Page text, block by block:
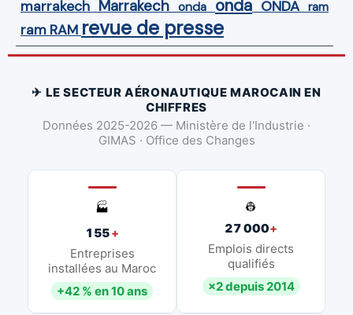
marrakech Marrakech onda onda ONDA ram
ram RAM revue de presse
✈ LE SECTEUR AÉRONAUTIQUE MAROCAIN EN
CHIFFRES
Données 2025-2026 — Ministère de l'Industrie ·
GIMAS · Office des Changes
🏭
155+
Entreprises
installées au Maroc
+42 % en 10 ans
👷
27 000+
Emplois directs
qualifiés
×2 depuis 2014